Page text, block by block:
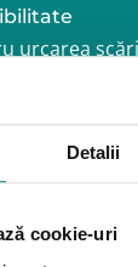
Detalii
cookie-uri
urcarea
cu rotile
mânere de
șenilate